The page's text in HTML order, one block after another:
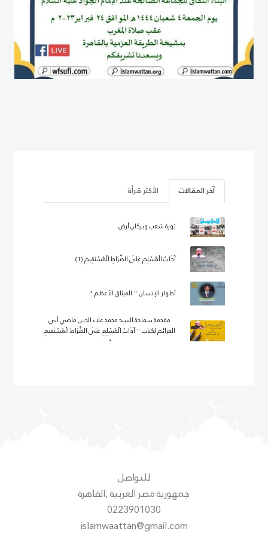
آخر المقالات الأكثر قرأة
ثورة شعب وبركان أرض
آدَابُ الْمُسْلِمِ عَلَى الصِّرَاطِ الْمُسْتَقِيمِ (1)
أطوار الإنسان " الميثاق الأعظم "
مقدمة سماحة السيد محمد علاء الدين ماضي أبي
العزائم لكتاب " آدَابُ الْمُسْلِمِ عَلَى الصِّرَاطِ الْمُسْتَقِيمِ
"
للتواصل
جمهورية مصر العربية ,القاهرة
0223901030
islamwaattan@gmail.com